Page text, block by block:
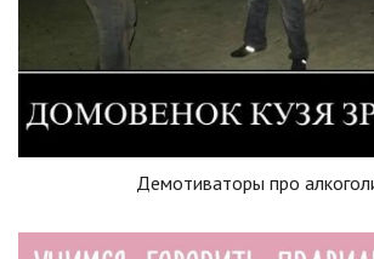
Демотиваторы про